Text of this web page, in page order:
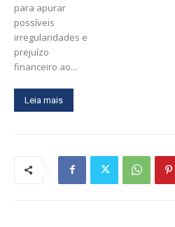
para apurar
possíveis
irregularidades e
prejuízo
financeiro ao...
Leia mais